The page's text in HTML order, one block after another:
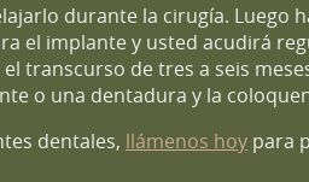
durante la cirugía. Luego
el implante y usted acudirá
de tres a seis
o una dentadura y la
dentales, llámenos hoy para